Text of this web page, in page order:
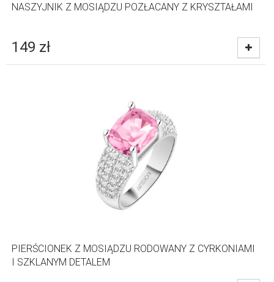
NASZYJNIK Z MOSIĄDZU POZŁACANY Z KRYSZTAŁAMI
149 zł
PIERŚCIONEK Z MOSIĄDZU RODOWANY Z CYRKONIAMI
I SZKLANYM DETALEM